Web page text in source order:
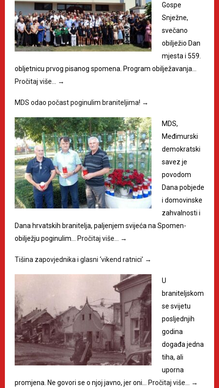
Gospe
Snježne,
svečano
obilježio Dan
mjesta i 559.
obljetnicu prvog pisanog spomena. Program obilježavanja…
Pročitaj više…
→
MDS odao počast poginulim braniteljima! →
MDS,
Međimurski
demokratski
savez je
povodom
Dana pobjede
i domovinske
zahvalnosti i
Dana hrvatskih branitelja, paljenjem svijeća na Spomen-
obilježju poginulim… Pročitaj više… →
Tišina zapovjednika i glasni ‘vikend ratnici’ →
U
braniteljskom
se svijetu
posljednjih
godina
događa jedna
tiha, ali
uporna
promjena. Ne govori se o njoj javno, jer oni… Pročitaj više… →